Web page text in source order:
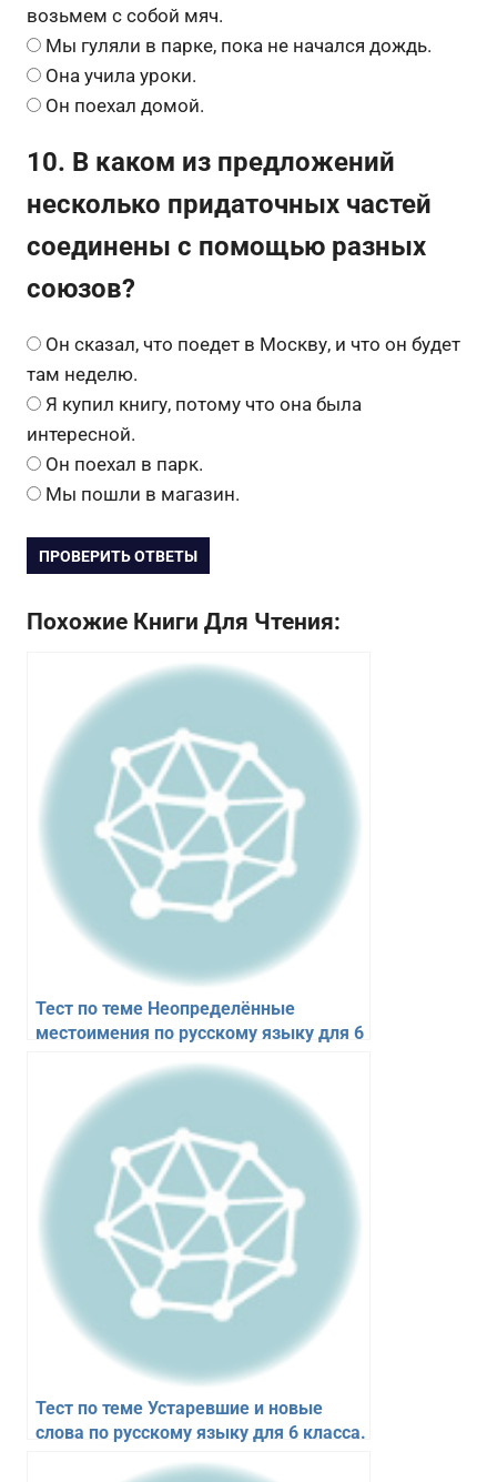
возьмем с собой мяч.
Мы гуляли в парке, пока не начался дождь.
Она учила уроки.
Он поехал домой.
10. В каком из предложений
несколько придаточных частей
соединены с помощью разных
союзов?
Он сказал, что поедет в Москву, и что он будет
там неделю.
Я купил книгу, потому что она была
интересной.
Он поехал в парк.
Мы пошли в магазин.
ПРОВЕРИТЬ ОТВЕТЫ
Похожие Книги Для Чтения:
Тест по теме Неопределённые
местоимения по русскому языку для 6
Тест по теме Устаревшие и новые
слова по русскому языку для 6 класса.